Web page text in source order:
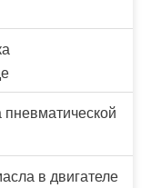
пневматической
в двигателе